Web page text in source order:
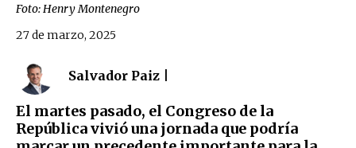
Foto: Henry Montenegro
Salvador Paiz |
27 de marzo, 2025
El martes pasado, el Congreso de la
República vivió una jornada que podría